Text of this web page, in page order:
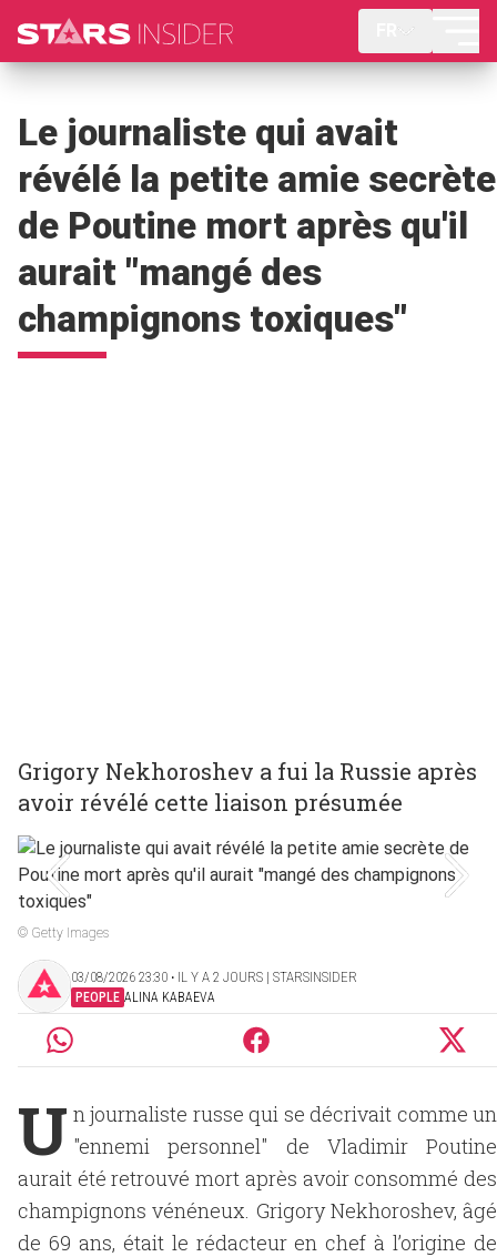
Le journaliste qui avait
révélé la petite amie secrète
de Poutine mort après qu'il
aurait "mangé des
champignons toxiques"
Grigory Nekhoroshev a fui la Russie après
avoir révélé cette liaison présumée
© Getty Images
03/08/2026 23:30 ‧ IL Y A 2 JOURS | STARSINSIDER
PEOPLE ALINA KABAEVA
U n journaliste russe qui se décrivait comme un
"ennemi personnel" de Vladimir Poutine
aurait été retrouvé mort après avoir consommé des
champignons vénéneux. Grigory Nekhoroshev, âgé
de 69 ans, était le rédacteur en chef à l’origine de